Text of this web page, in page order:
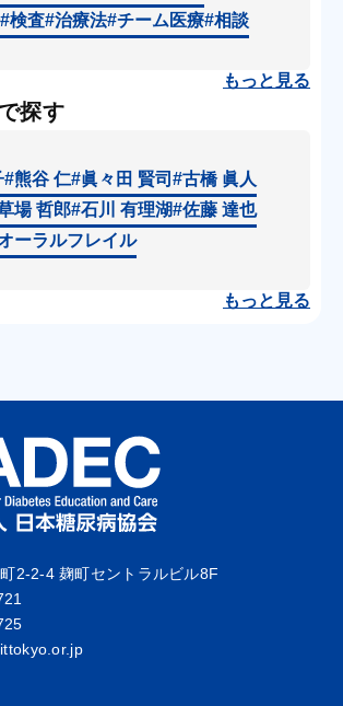
#検査#治療法#チーム医療#相談
もっと見る
探す
#熊谷 仁#眞々田 賢司 #古橋 眞人
場 哲郎#石川 有理湖#佐藤 達也
ーラルフレイル
もっと見る
2-2-4 麹町セントラルビル8F